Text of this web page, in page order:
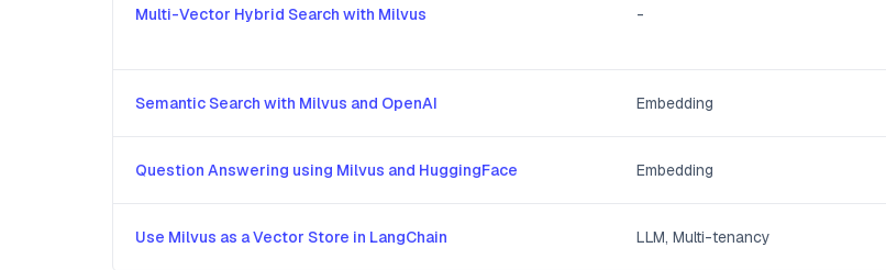
Multi-Vector Hybrid Search with Milvus -
Semantic Search with Milvus and OpenAI Embedding
Question Answering using Milvus and HuggingFace Embedding
Use Milvus as a Vector Store in LangChain LLM, Multi-tenancy